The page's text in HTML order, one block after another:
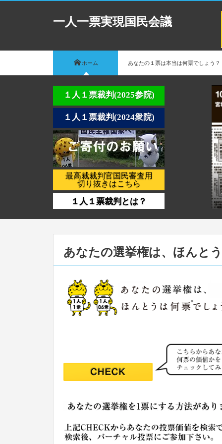
一人一票実現国民会議
ホーム あなたの１票は本当は何票でしょう？
１人１票裁判(2025参院)
１人１票裁判(2024衆院)
最高裁裁判官国民審査用
切り抜きはこちら
１人１票裁判とは？
あなたの選挙権は、ほんと